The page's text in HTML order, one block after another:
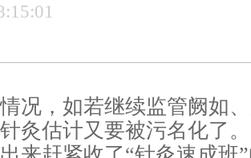
况，如若继续监管阙如
灸估计又要被污名化了